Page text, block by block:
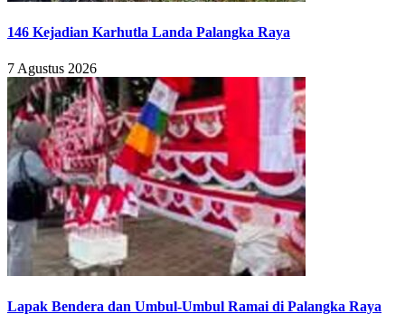
146 Kejadian Karhutla Landa Palangka Raya
7 Agustus 2026
Lapak Bendera dan Umbul-Umbul Ramai di Palangka Raya